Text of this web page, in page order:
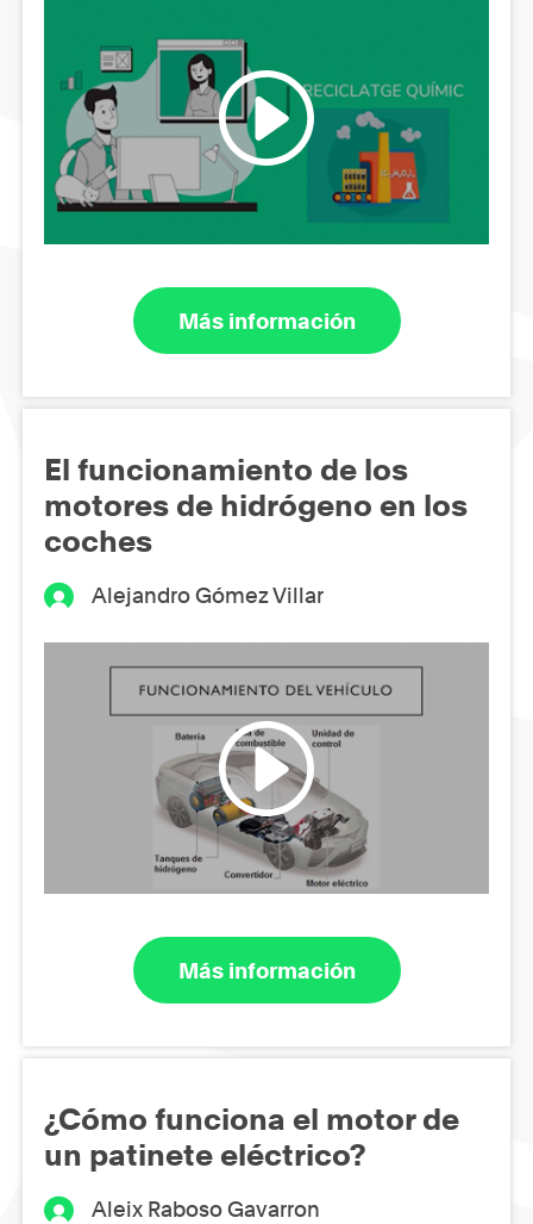
Más información
El funcionamiento de los
motores de hidrógeno en los
coches
Alejandro Gómez Villar
Más información
¿Cómo funciona el motor de
un patinete eléctrico?
Aleix Raboso Gavarron